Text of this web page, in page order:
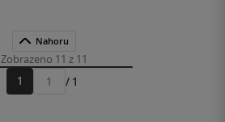
Nahoru
Zobrazeno 11 z 11
1
Přejít
/ 1